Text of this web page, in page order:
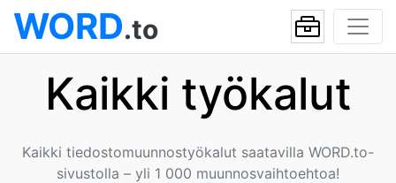
WORD.to
Kaikki työkalut
Kaikki tiedostomuunnostyökalut saatavilla WORD.to-
sivustolla – yli 1 000 muunnosvaihtoehtoa!